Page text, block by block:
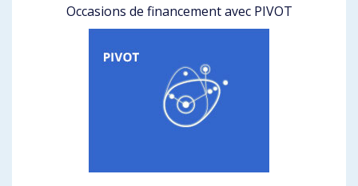
Occasions de financement avec PIVOT